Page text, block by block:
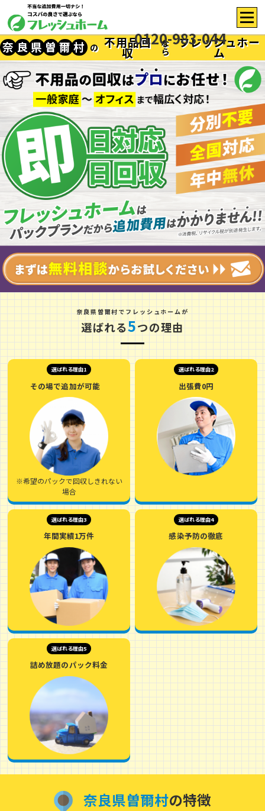
0120-983-044
奈良県曽爾村 の 不用品回
収
な
ら
フレッシュホー
ム
奈良県 曽爾村でフレッシュホームが
選ばれる5つの理由
選ばれる理由1
その場で追加が可能
※希望のパックで回収しきれない
場合
選ばれる理由2
出張費0円
選ばれる理由3
年間実績1万件
選ばれる理由4
感染予防の徹底
選ばれる理由5
詰め放題のパック料金
奈良県曽爾村の特徴